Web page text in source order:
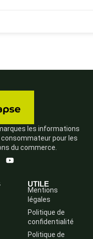
les informations
consommateur pour les
du commerce.
UTILE
Mentions
légales
Politique de
confidentialité
Politique de